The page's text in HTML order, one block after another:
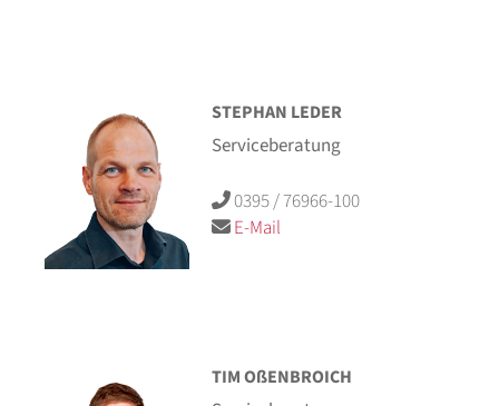
STEPHAN LEDER
Serviceberatung
0395 / 76966-100
E-Mail
TIM OßENBROICH